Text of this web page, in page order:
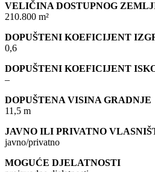
VELIČINA DOSTUPNOG
210.800 m²
DOPUŠTENI KOEFICIJENT
0,6
DOPUŠTENI KOEFICIJENT
–
DOPUŠTENA VISINA GRADNJE
11,5 m
JAVNO ILI PRIVATNO
javno/privatno
MOGUĆE DJELATNOSTI